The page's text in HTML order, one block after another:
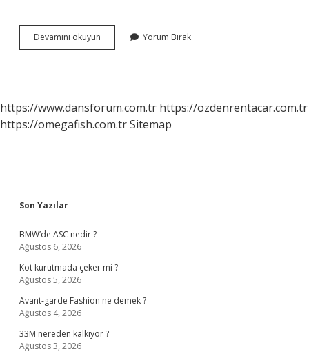
Devamını okuyun
Aşk
Yorum Bırak
https://www.dansforum.com.tr https://ozdenrentacar.com.tr
https://omegafish.com.trSitemap
Sidebar
Son Yazılar
BMW’de ASC nedir ?
Ağustos 6, 2026
Kot kurutmada çeker mi ?
Ağustos 5, 2026
Avant-garde Fashion ne demek ?
Ağustos 4, 2026
33M nereden kalkıyor ?
Ağustos 3, 2026